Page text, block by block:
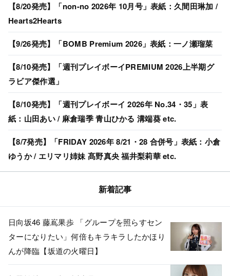
【8/20発売】「non-no 2026年 10月号」表紙：久間田琳加 /
Hearts2Hearts
【9/26発売】「BOMB Premium 2026」表紙：一ノ瀬瑠菜
【8/10発売】「週刊プレイボーイPREMIUM 2026上半期グ
ラビア傑作選」
【8/10発売】「週刊プレイボーイ 2026年 No.34・35」表
紙：山田あい / 麻倉瑞季 青山ひかる 溝端葵 etc.
【8/7発売】「FRIDAY 2026年 8/21・28 合併号」表紙：小倉
ゆうか / エリマリ姉妹 髙野真央 福井梨莉華 etc.
新着記事
日向坂46 藤嶌果歩 「グループを照らすセン
ターになりたい」何倍もキラキラしたかほり
んが降臨【坂道の火曜日】